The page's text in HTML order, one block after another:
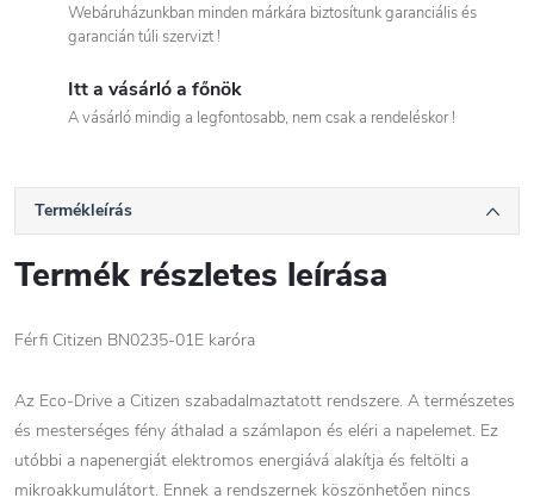
Webáruházunkban minden márkára biztosítunk garanciális és
garancián túli szervizt !
Itt a vásárló a főnök
A vásárló mindig a legfontosabb, nem csak a rendeléskor !
Termékleírás
Termék részletes leírása
Férfi Citizen BN0235-01E karóra
Az Eco-Drive a Citizen szabadalmaztatott rendszere. A természetes
és mesterséges fény áthalad a számlapon és eléri a napelemet. Ez
utóbbi a napenergiát elektromos energiává alakítja és feltölti a
mikroakkumulátort. Ennek a rendszernek köszönhetően nincs